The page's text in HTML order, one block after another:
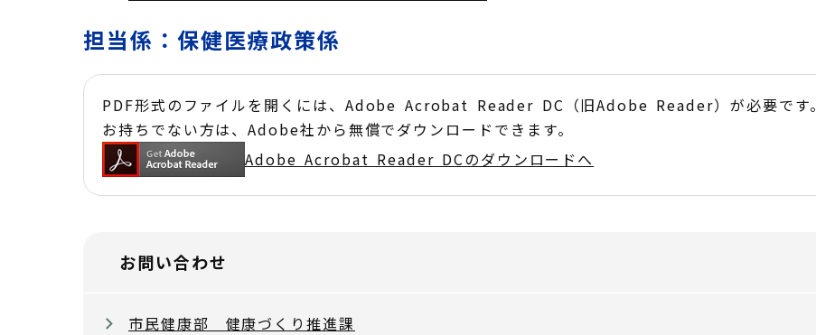
担当係：保健医療政策係
PDF形式のファイルを開くには、Adobe Acrobat Reader DC（旧Adobe Reader）が必要です。
お持ちでない方は、Adobe社から無償でダウンロードできます。
Adobe Acrobat Reader DCのダウンロードへ
お問い合わせ
市民健康部 健康づくり推進課